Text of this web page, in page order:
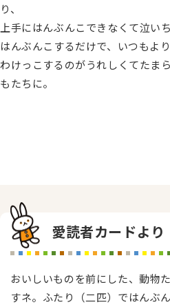
り、
上手にはんぶんこできなくて泣い
はんぶんこするだけで、いつもよ
わけっこするのがうれしくてた
もたちに。
愛読者カードより
おいしいものを前にした、動物
すネ。ふたり（二匹）ではんぶ